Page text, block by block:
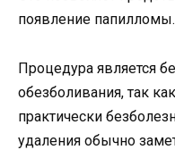
появление папилломы.
Процедура является
обезболивания, так
практически
удаления обычно